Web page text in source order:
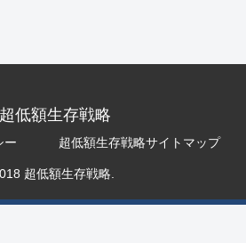
超低額生存戦略
ー 超低額生存戦略サイトマップ
超低額生存戦略.